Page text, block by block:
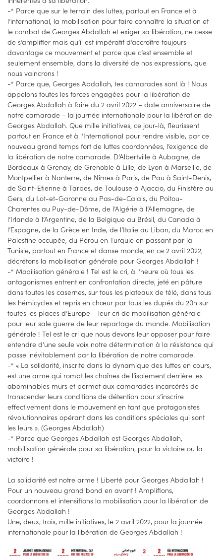
-* Parce que sur le terrain des luttes, partout en France et à
l’international, la mobilisation pour faire connaître la situation et
le combat de Georges Abdallah et exiger sa libération, ne cesse
de s’amplifier mais qu’il est impératif d’accroître toujours
davantage ce mouvement et parce que c’est ensemble et
seulement ensemble, dans la diversité de nos expressions, que
nous vaincrons !
-* Parce que, Georges Abdallah, tes camarades sont là ! Nous
appelons toutes les forces engagées pour la libération de
Georges Abdallah à faire du 2 avril 2022 – date anniversaire de
notre camarade – la journée internationale pour la libération de
Georges Abdallah. Que mille initiatives, ce jour-là, fleurissent
partout en France et à l’International pour rendre visible, par ce
nouveau grand temps fort de luttes coordonnées, l’exigence de
la libération de notre camarade. D’Albertville à Aubagne, de
Bordeaux à Grenay, de Grenoble à Lille, de Lyon à Marseille, de
Montpellier à Nanterre, de Nîmes à Paris, de Pau à Saint-Denis,
de Saint-Etienne à Tarbes, de Toulouse à Ajaccio, du Finistère au
Gers, du Lot-et-Garonne au Pas-de-Calais, du Poitou-
Charentes au Puy-de-Dôme, de l’Algérie à l’Allemagne, de
l’Irlande à l’Argentine, de la Belgique au Brésil, du Canada à
l’Espagne, de la Grèce en Inde, de l’Italie au Liban, du Maroc en
Palestine occupée, du Pérou en Turquie en passant par la
Tunisie, partout en France et danse monde, en ce 2 avril 2022,
décrétons la mobilisation générale pour Georges Abdallah !
-* Mobilisation générale ! Tel est le cri, à l’heure où tous les
antagonismes entrent en confrontation directe, jeté en pâture
dans toutes les casernes, sur tous les plateaux de télé, dans tous
les hémicycles et repris en chœur par tous les dupés du 20h sur
toutes les places d’Europe – leur cri de mobilisation générale
pour leur sale guerre de leur repartage du monde. Mobilisation
générale ! Tel est le cri que nous devons leur opposer pour faire
entendre d’une seule voix notre détermination à la résistance qui
passe inévitablement par la libération de notre camarade.
-* « La solidarité, inscrite dans la dynamique des luttes en cours,
est une arme qui rompt les chaînes de l’isolement derrière les
abominables murs et permet aux camarades incarcérés de
transcender leurs conditions de détention pour s’inscrire
effectivement dans le mouvement en tant que protagonistes
révolutionnaires opérant dans les conditions spéciales qui sont
les leurs ». (Georges Abdallah)
-* Parce que Georges Abdallah est Georges Abdallah,
mobilisation générale pour sa libération, pour la victoire ou la
victoire !
La solidarité est notre arme ! Liberté pour Georges Abdallah !
Pour un nouveau grand bond en avant ! Amplifions,
coordonnons et intensifions la mobilisation pour la libération de
Georges Abdallah !
Une, deux, trois, mille initiatives, le 2 avril 2022, pour la journée
internationale pour la libération de Georges Abdallah !